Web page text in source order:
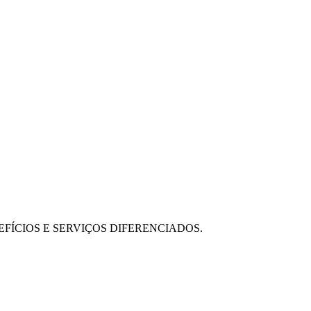
E SERVIÇOS DIFERENCIADOS.